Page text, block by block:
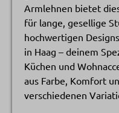
Armlehnen bietet
für lange, gesellige
hochwertigen
in Haag – deinem
Küchen und
aus Farbe, Komfort
verschiedenen